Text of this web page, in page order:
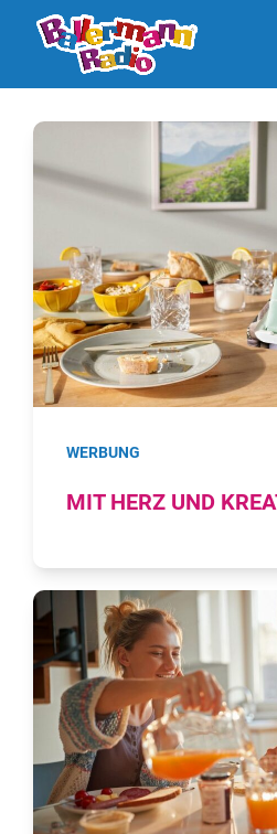
WERBUNG
MIT HERZ UND